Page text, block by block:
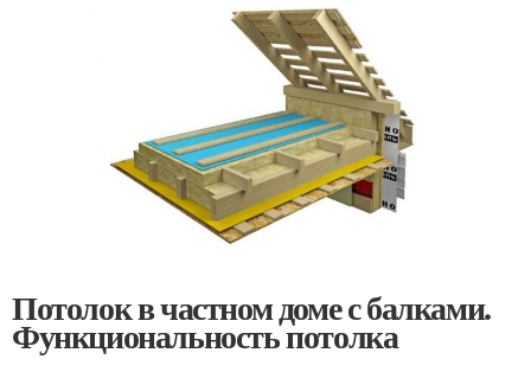
Потолок в частном доме с балками.
Функциональность потолка